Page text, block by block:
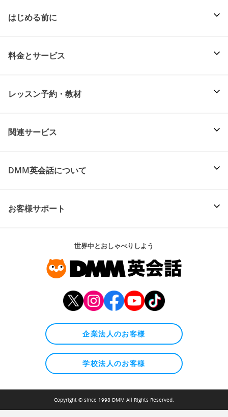
はじめる前に
料金とサービス
レッスン予約・教材
関連サービス
DMM英会話について
お客様サポート
世界中とおしゃべりしよう
企業法人のお客様
学校法人のお客様
Copyright © since 1998 DMM All Rights Reserved.